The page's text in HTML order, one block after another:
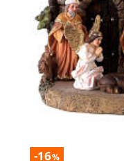
-16%